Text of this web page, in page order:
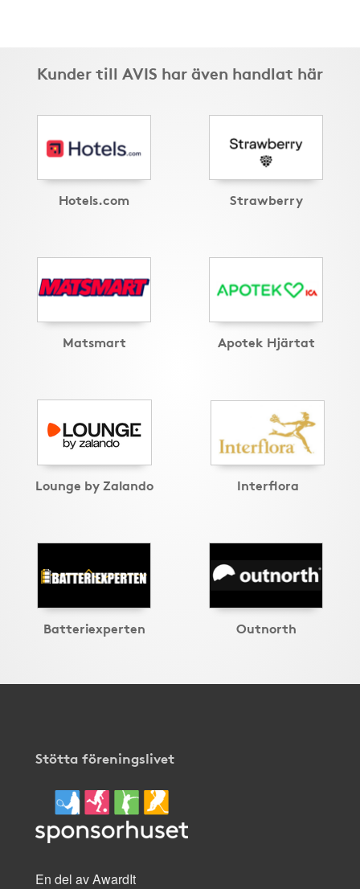
Kunder till AVIS har även handlat här
Hotels.com Strawberry
Matsmart Apotek Hjärtat
Lounge by Zalando Interflora
Batteriexperten Outnorth
Stötta föreningslivet
En del av AwardIt